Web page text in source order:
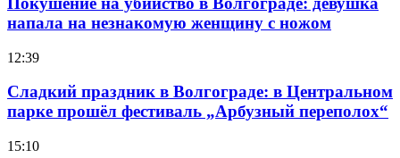
напала на незнакомую женщину с ножом
12:39
Сладкий праздник в Волгограде: в Центральном
парке прошёл фестиваль „Арбузный переполох“
15:10